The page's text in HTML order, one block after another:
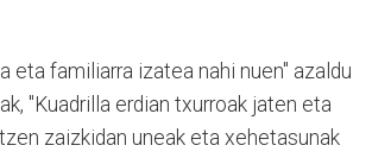
eta familiarra izatea nahi nuen" azaldu
"Kuadrilla erdian txurroak jaten eta
zaizkidan uneak eta xehetasunak